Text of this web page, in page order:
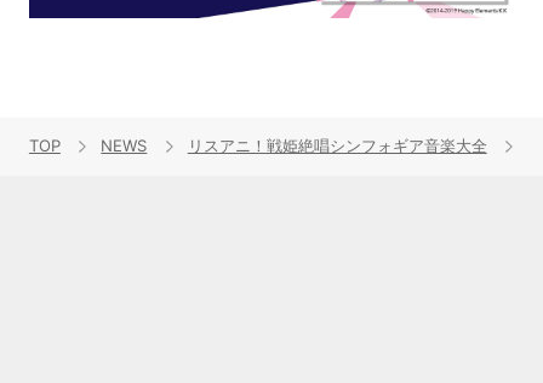
TOP NEWS リスアニ！戦姫絶唱シンフォギア音楽大全